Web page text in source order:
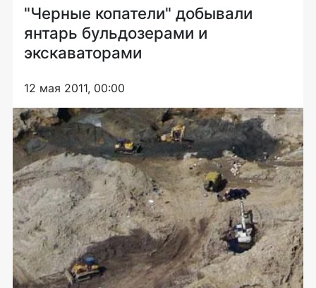
"Черные копатели" добывали
янтарь бульдозерами и
экскаваторами
12 мая 2011, 00:00